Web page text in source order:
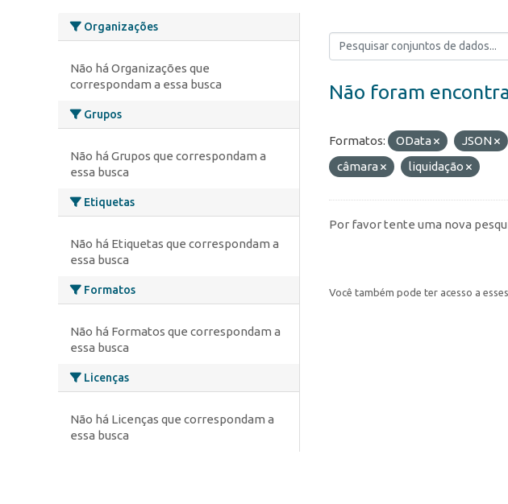
Organizações
Não há Organizações que
correspondam a essa busca
Grupos
Não há Grupos que correspondam a
essa busca
Etiquetas
Não há Etiquetas que correspondam a
essa busca
Formatos
Não há Formatos que correspondam a
essa busca
Licenças
Não há Licenças que correspondam a
essa busca
Não foram
Formatos: OData JSON
câmara
liquidação
Por favor tente uma nova
Você também pode ter acesso a